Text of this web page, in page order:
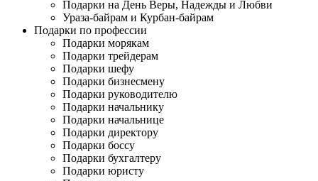
Подарки на День Веры, Надежды и Любви
Ураза-байрам и Курбан-байрам
Подарки по профессии
Подарки морякам
Подарки трейдерам
Подарки шефу
Подарки бизнесмену
Подарки руководителю
Подарки начальнику
Подарки начальнице
Подарки директору
Подарки боссу
Подарки бухгалтеру
Подарки юристу